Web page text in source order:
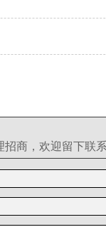
招商，欢迎留下联